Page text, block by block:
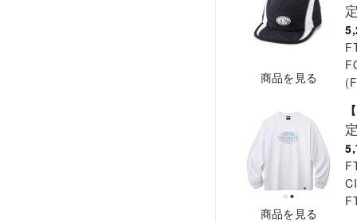
商品を見る
商品を見る